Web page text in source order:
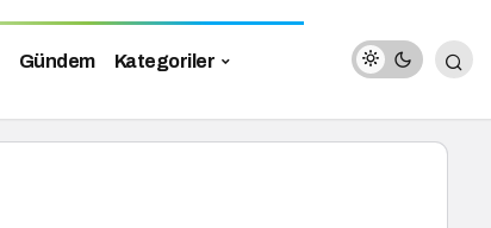
Gündem Kategoriler